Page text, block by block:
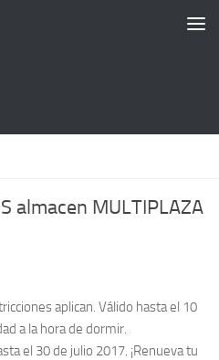
almacen MULTIPLAZA
aplican. Válido hasta el 10
a la hora de dormir.
el 30 de julio 2017. ¡Renueva tu